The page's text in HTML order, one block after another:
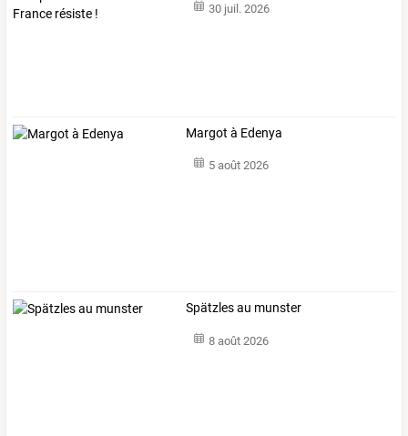
30 juil. 2026
Margot à Edenya
5 août 2026
Spätzles au munster
8 août 2026